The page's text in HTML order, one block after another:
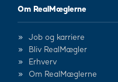
Om RealMæglerne
Job og karriere
Bliv RealMægler
Erhverv
Om RealMæglerne